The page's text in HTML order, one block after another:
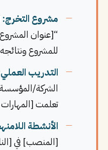
مشروع التخرج:
“[عنوان
للمشروع
التدريب
الشركة/
تعلمت
الأنشطة
[المنصب] في